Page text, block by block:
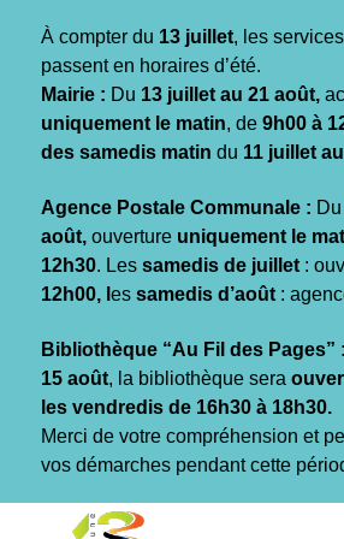
À compter du 13 juillet, les
passent en horaires d’été.
Mairie : Du 13 juillet au 21 août,
uniquement le matin, de 9h00 à
des samedis matin du 11 juillet
Agence Postale Communale : Du
août, ouverture uniquement le
12h30. Les samedis de juillet :
12h00, l es samedis d’août :
Bibliothèque “Au Fil des Pages” :
15 août, la bibliothèque sera
les vendredis de 16h30 à 18h30.
Merci de votre compréhension et
vos démarches pendant cette